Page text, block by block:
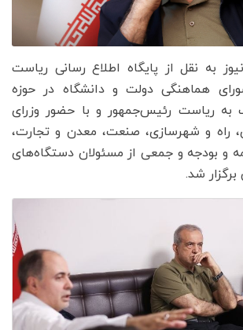
به نقل از پایگاه اطلاع رسانی ریاست
هماهنگی دولت و دانشگاه در حوزه
به ریاست رئیس‌جمهور و با حضور وزرای
راه و شهرسازی، صنعت، معدن و تجارت،
و بودجه و جمعی از مسئولان دستگاه‌های
شد.